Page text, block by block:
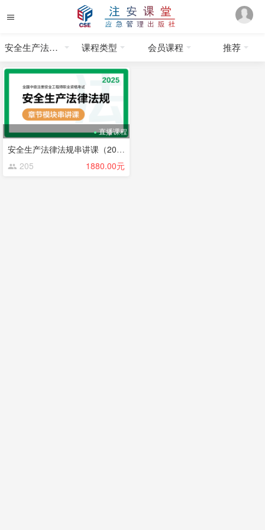
安全生产法律法规 课程类型 会员课程 推荐
直播课程
安全生产法律法规串讲课（2025）
205
1880.00元